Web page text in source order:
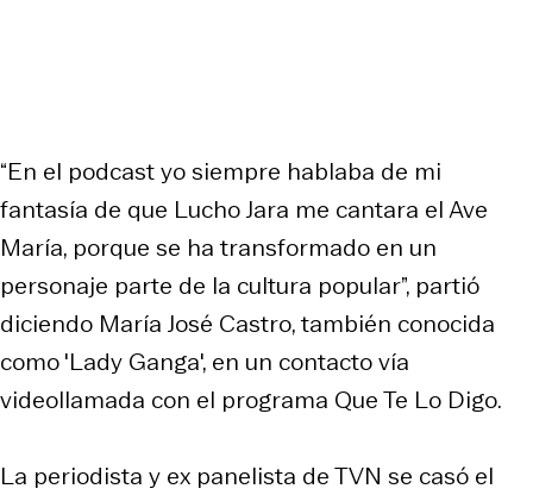
“En el podcast yo siempre hablaba de mi
fantasía de que Lucho Jara me cantara el Ave
María, porque se ha transformado en un
personaje parte de la cultura popular”, partió
diciendo María José Castro, también conocida
como 'Lady Ganga', en un contacto vía
videollamada con el programa Que Te Lo Digo.
La periodista y ex panelista de TVN se casó el